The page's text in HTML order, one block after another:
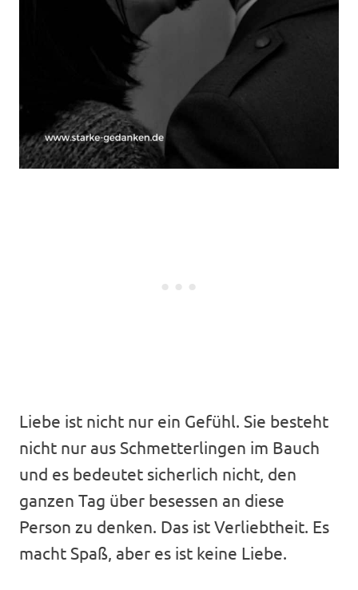
Liebe ist nicht nur ein Gefühl. Sie besteht
nicht nur aus Schmetterlingen im Bauch
und es bedeutet sicherlich nicht, den
ganzen Tag über besessen an diese
Person zu denken. Das ist Verliebtheit. Es
macht Spaß, aber es ist keine Liebe.